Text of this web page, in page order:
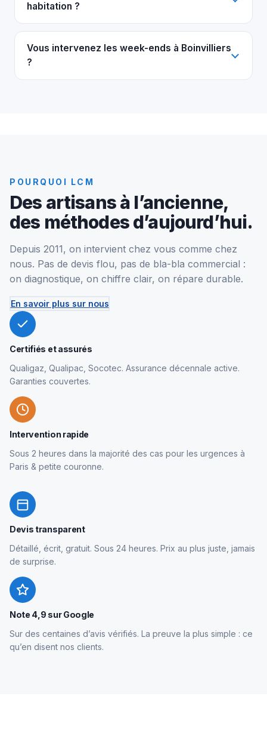
habitation ?
Vous intervenez les week-ends à Boinvilliers
?
POURQUOI LCM
Des artisans à l’ancienne,
des méthodes d’aujourd’hui.
Depuis 2011, on intervient chez vous comme chez
nous. Pas de devis flou, pas de bla-bla commercial :
on diagnostique, on chiffre clair, on répare durable.
En savoir plus sur nous
Certifiés et assurés
Qualigaz, Qualipac, Socotec. Assurance décennale active.
Garanties couvertes.
Intervention rapide
Sous 2 heures dans la majorité des cas pour les urgences à
Paris & petite couronne.
Devis transparent
Détaillé, écrit, gratuit. Sous 24 heures. Prix au plus juste, jamais
de surprise.
Note 4,9 sur Google
Sur des centaines d’avis vérifiés. La preuve la plus simple : ce
qu’en disent nos clients.